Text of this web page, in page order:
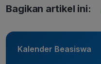
Bagikan artikel ini:
Kalender Beasiswa